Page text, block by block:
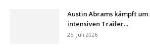
Austin Abrams kämpft um
intensiven Trailer...
25. Juli 2026